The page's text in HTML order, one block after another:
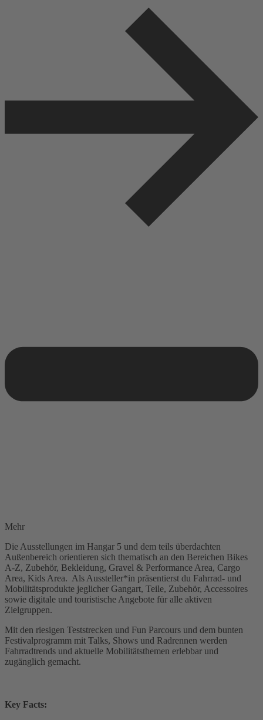
Mehr
Die Ausstellungen im Hangar 5 und dem teils überdachten
Außenbereich orientieren sich thematisch an den Bereichen Bikes
A-Z, Zubehör, Bekleidung, Gravel & Performance Area, Cargo
Area, Kids Area. Als Aussteller*in präsentierst du Fahrrad- und
Mobilitätsprodukte jeglicher Gangart, Teile, Zubehör, Accessoires
sowie digitale und touristische Angebote für alle aktiven
Zielgruppen.
Mit den riesigen Teststrecken und Fun Parcours und dem bunten
Festivalprogramm mit Talks, Shows und Radrennen werden
Fahrradtrends und aktuelle Mobilitätsthemen erlebbar und
zugänglich gemacht.
Key Facts: